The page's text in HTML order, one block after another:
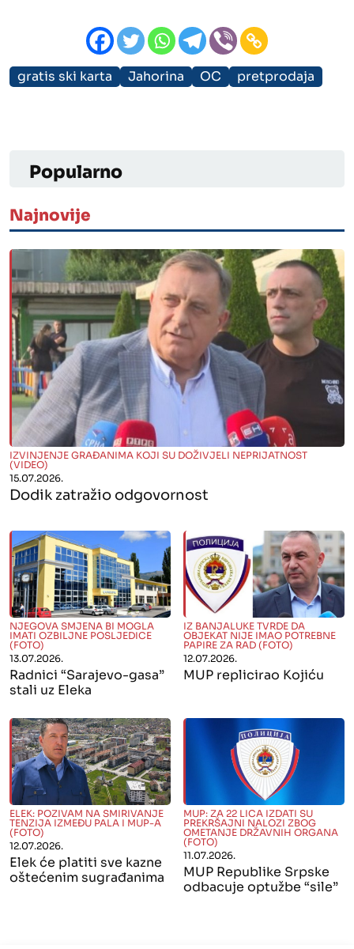
gratis ski karta Jahorina OC pretprodaja
Popularno
Najnovije
" alt="">
IZVINJENJE GRAĐANIMA KOJI SU DOŽIVJELI NEPRIJATNOST
(VIDEO)
15.07.2026.
Dodik zatražio odgovornost
" alt="">
NJEGOVA SMJENA BI MOGLA
IMATI OZBILJNE POSLJEDICE
(FOTO)
13.07.2026.
Radnici “Sarajevo-gasa”
stali uz Eleka
" alt="">
IZ BANJALUKE TVRDE DA
OBJEKAT NIJE IMAO POTREBNE
PAPIRE ZA RAD (FOTO)
12.07.2026.
MUP replicirao Kojiću
" alt="">
ELEK: POZIVAM NA SMIRIVANJE
TENZIJA IZMEĐU PALA I MUP-A
(FOTO)
12.07.2026.
Elek će platiti sve kazne
oštećenim sugrađanima
" alt="">
MUP: ZA 22 LICA IZDATI SU
PREKRŠAJNI NALOZI ZBOG
OMETANJE DRŽAVNIH ORGANA
(FOTO)
11.07.2026.
MUP Republike Srpske
odbacuje optužbe “sile”